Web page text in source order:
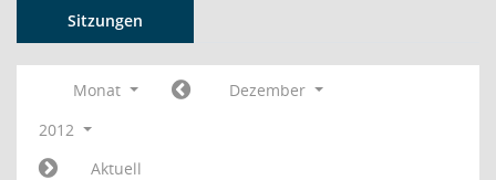
Sitzungen
Monat
Dezember
2012
Aktuell